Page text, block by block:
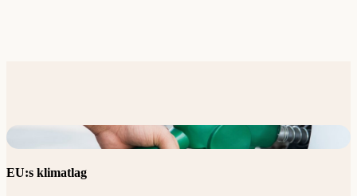
EU:s klimatlag